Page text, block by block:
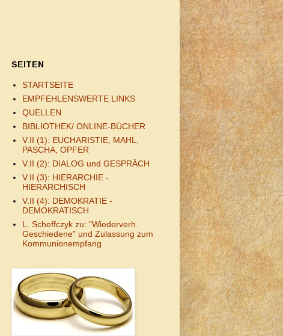
SEITEN
STARTSEITE
EMPFEHLENSWERTE LINKS
QUELLEN
BIBLIOTHEK/ ONLINE-BÜCHER
V.II (1): EUCHARISTIE, MAHL,
PASCHA, OPFER
V.II (2): DIALOG und GESPRÄCH
V.II (3): HIERARCHIE -
HIERARCHISCH
V.II (4): DEMOKRATIE -
DEMOKRATISCH
L. Scheffczyk zu: "Wiederverh.
Geschiedene" und Zulassung zum
Kommunionempfang